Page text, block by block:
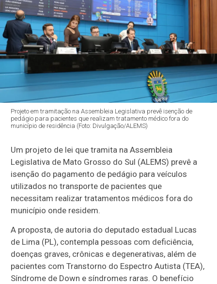
Projeto em tramitação na Assembleia Legislativa prevê isenção de
pedágio para pacientes que realizam tratamento médico fora do
município de residência (Foto: Divulgação/ALEMS)
Um projeto de lei que tramita na Assembleia
Legislativa de Mato Grosso do Sul (ALEMS) prevê a
isenção do pagamento de pedágio para veículos
utilizados no transporte de pacientes que
necessitam realizar tratamentos médicos fora do
município onde residem.
A proposta, de autoria do deputado estadual Lucas
de Lima (PL), contempla pessoas com deficiência,
doenças graves, crônicas e degenerativas, além de
pacientes com Transtorno do Espectro Autista (TEA),
Síndrome de Down e síndromes raras. O benefício